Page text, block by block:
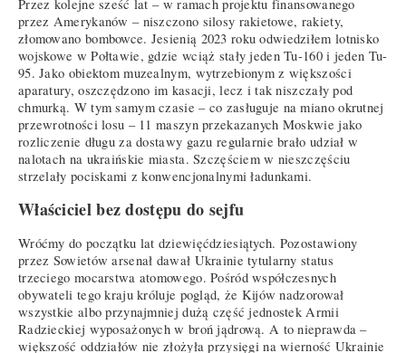
Przez kolejne sześć lat – w ramach projektu finansowanego
przez Amerykanów – niszczono silosy rakietowe, rakiety,
złomowano bombowce. Jesienią 2023 roku odwiedziłem lotnisko
wojskowe w Połtawie, gdzie wciąż stały jeden Tu-160 i jeden Tu-
95. Jako obiektom muzealnym, wytrzebionym z większości
aparatury, oszczędzono im kasacji, lecz i tak niszczały pod
chmurką. W tym samym czasie – co zasługuje na miano okrutnej
przewrotności losu – 11 maszyn przekazanych Moskwie jako
rozliczenie długu za dostawy gazu regularnie brało udział w
nalotach na ukraińskie miasta. Szczęściem w nieszczęściu
strzelały pociskami z konwencjonalnymi ładunkami.
Właściciel bez dostępu do sejfu
Wróćmy do początku lat dziewięćdziesiątych. Pozostawiony
przez Sowietów arsenał dawał Ukrainie tytularny status
trzeciego mocarstwa atomowego. Pośród współczesnych
obywateli tego kraju króluje pogląd, że Kijów nadzorował
wszystkie albo przynajmniej dużą część jednostek Armii
Radzieckiej wyposażonych w broń jądrową. A to nieprawda –
większość oddziałów nie złożyła przysięgi na wierność Ukrainie